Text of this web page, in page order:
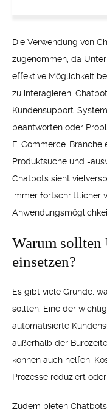
Die Verwendung von
zugenommen, da
effektive Möglichkeit
zu interagieren.
Kundensupport-
beantworten oder
E-Commerce-Branche
Produktsuche und -
Chatbots sieht
immer fortschrittlicher
Warum sollten
einsetzen?
Es gibt viele Gründe,
sollten. Eine der
automatisierte
außerhalb der
können auch helfen,
Prozesse reduziert
Zudem bieten